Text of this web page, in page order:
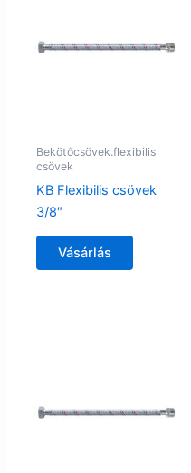
Bekötőcsövek.flexibilis
csövek
KB Flexibilis csövek
3/8″
Vásárlás